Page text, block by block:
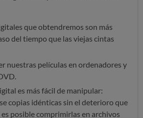
que obtendremos son más
del tiempo que las viejas cintas
nuestras películas en ordenadores y
es más fácil de manipular:
copias idénticas sin el deterioro que
es posible comprimirlas en archivos